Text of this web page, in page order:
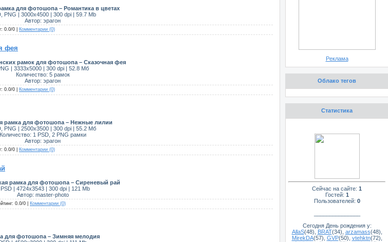
для фотошопа – Романтика в цветах
PNG | 3000x4500 | 300 dpi | 59.7 Mb
Автор: эрагон
0.0/0 | Комментарии (0)
фея
рамок для фотошопа – Сказочная фея
| 3333x5000 | 300 dpi | 52.8 Мб
Количество: 5 рамок
Автор: эрагон
0.0/0 | Комментарии (0)
рамка для фотошопа – Нежные лилии
PNG | 2500x3500 | 300 dpi | 55.2 Мб
Количество: 1 PSD, 2 PNG рамки
Автор: эрагон
0.0/0 | Комментарии (0)
рамка для фотошопа – Сиреневый рай
| 4724x3543 | 300 dpi | 121 Mb
Автор: master-photo
0.0/0 | Комментарии (0)
для фотошопа – Зимняя мелодия
Реклама
Облако тегов
Статистика
Сейчас на сайте: 1
Гостей: 1
Пользователей: 0
Сегодня День рождения у:
AllaS(48) BRAT(34) arzamass(48)
MirekDA(57) GVP(50) vtehktn(72)